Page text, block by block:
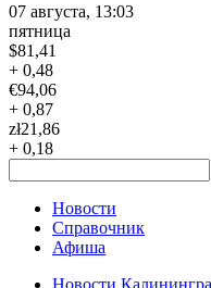
07 августа, 13:03
пятница
$81,41
+ 0,48
€94,06
+ 0,87
zł21,86
+ 0,18
Новости
Справочник
Афиша
Новости